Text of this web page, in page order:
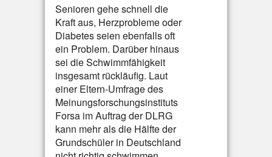
Senioren gehe schnell die
Kraft aus, Herzprobleme oder
Diabetes seien ebenfalls oft
ein Problem. Darüber hinaus
sei die Schwimmfähigkeit
insgesamt rückläufig. Laut
einer Eltern-Umfrage des
Meinungsforschungsinstituts
Forsa im Auftrag der DLRG
kann mehr als die Hälfte der
Grundschüler in Deutschland